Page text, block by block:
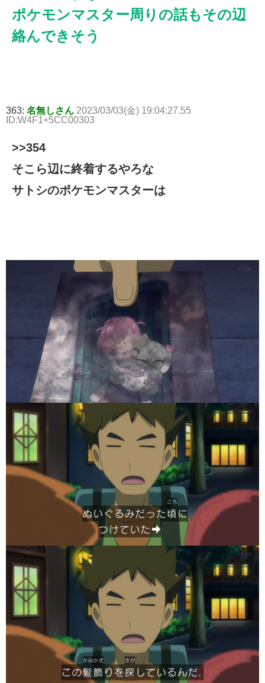
ポケモンマスター周りの話もその辺
絡んできそう
363: 名無しさん 2023/03/03(金) 19:04:27.55
ID:W4F1+5CC00303
>>354
そこら辺に終着するやろな
サトシのポケモンマスターは